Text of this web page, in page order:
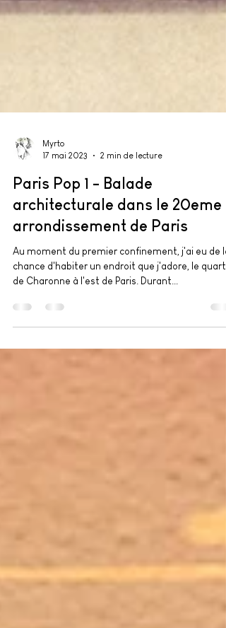
Myrto
17 mai 2023
2 min de lecture
Paris Pop 1 - Balade
architecturale dans le 20eme
arrondissement de Paris
Au moment du premier confinement, j'ai eu de la
de Charonne à l'est de Paris. Durant...